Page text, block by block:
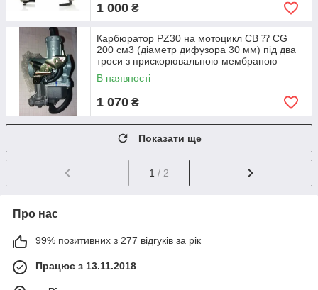
1 000 ₴
Карбюратор PZ30 на мотоцикл CB ⁇ CG
200 см3 (діаметр дифузора 30 мм) під два
троси з прискорювальною мембраною
В наявності
1 070 ₴
Показати ще
1 / 2
Про нас
99% позитивних з 277 відгуків за рік
Працює з 13.11.2018